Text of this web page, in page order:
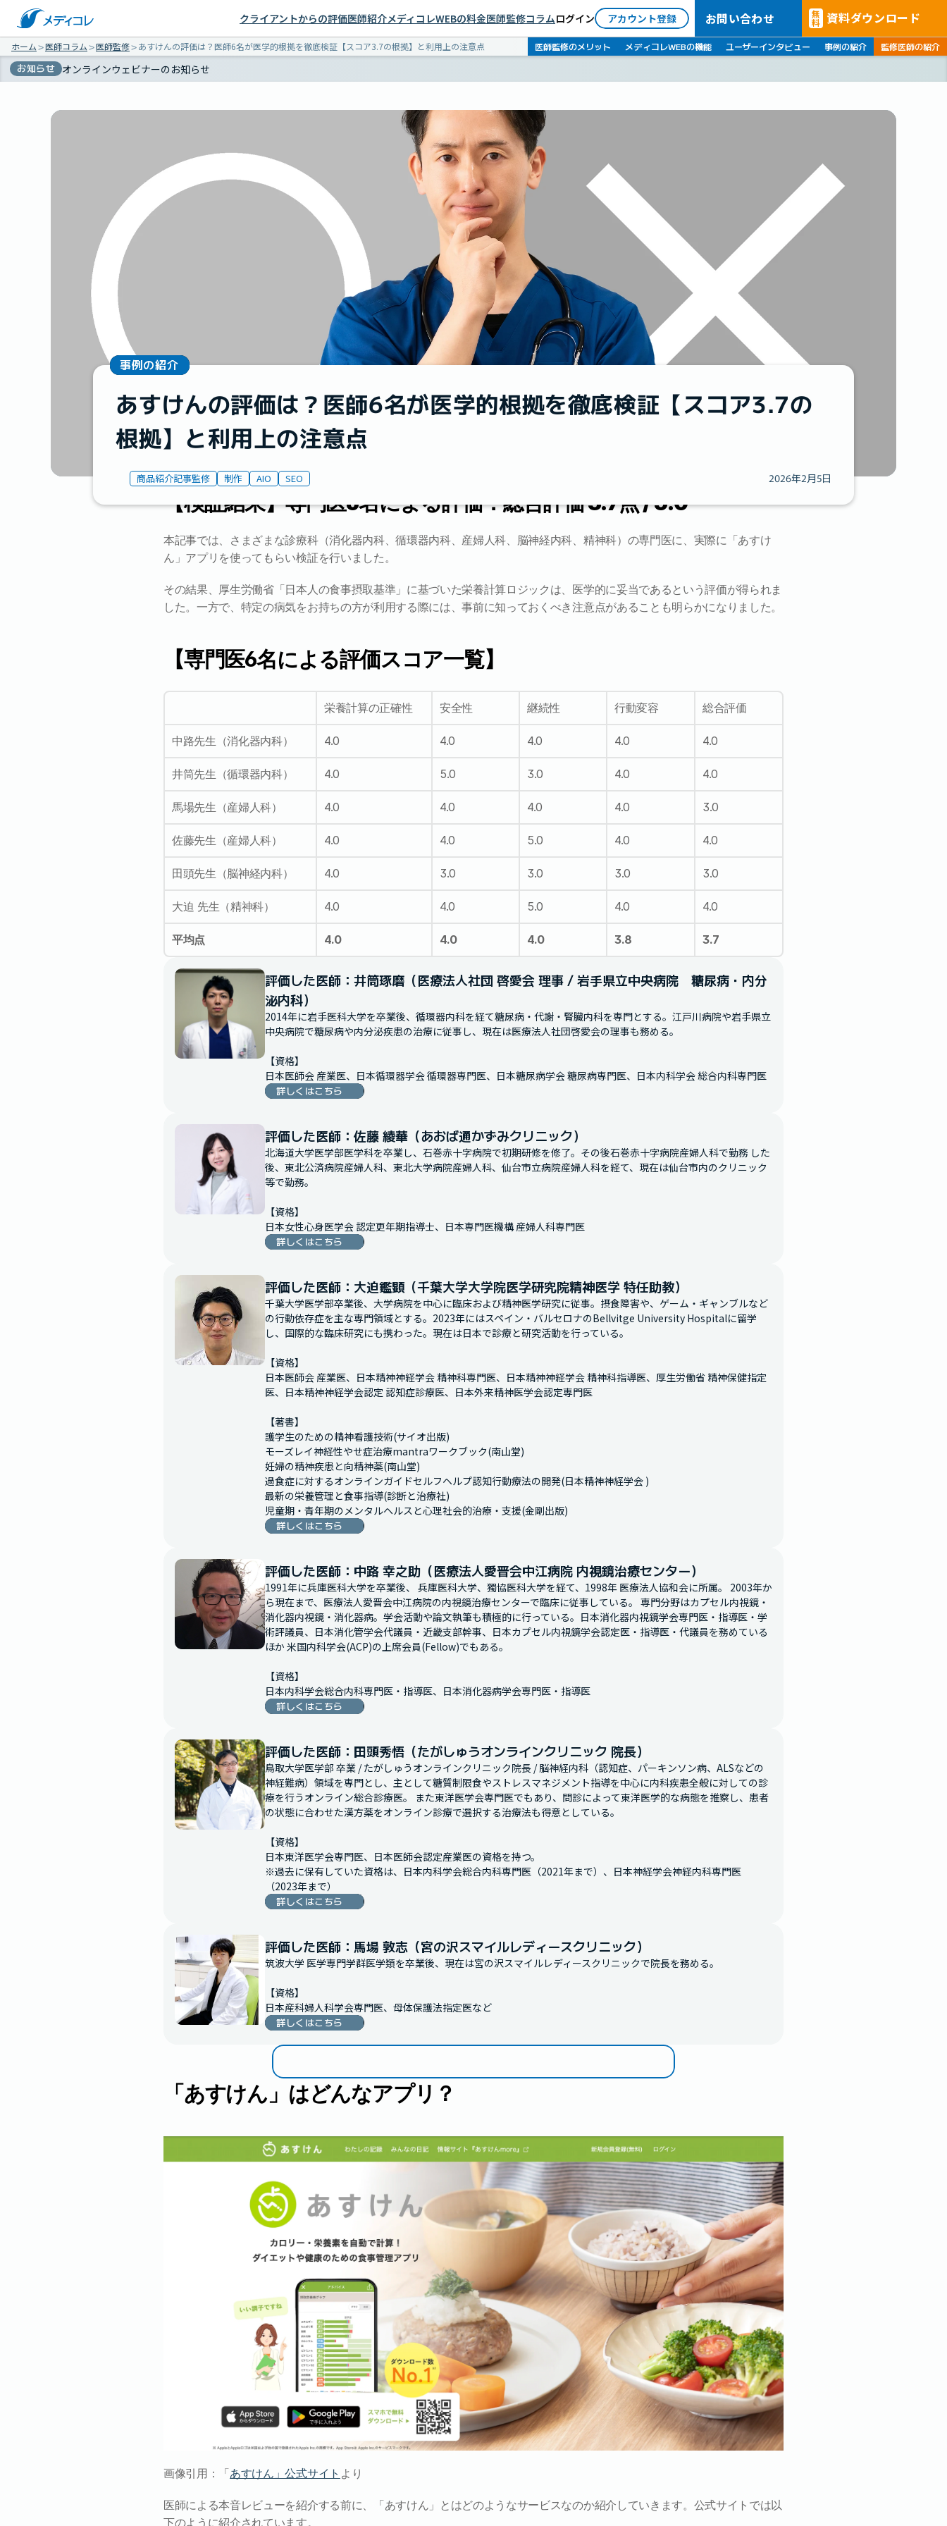
クライアントからの評価医師紹介メディコレWEBの料金医師監修コラム依頼者としてログイン
医師としてログイン
ログイン アカウント登録 お問い合わせ 無
料 資料ダウンロード
ホーム＞医師コラム＞医師監修＞あすけんの評価は？医師6名が医学的根拠を徹底検証【スコア3.7の根拠】と利用上の注意点 医師監修のメリット メディコレWEBの機能 ユーザーインタビュー 事例の紹介 監修医師の紹介
お知らせ オンラインウェビナーのお知らせ
事例の紹介
あすけんの評価は？医師6名が医学的根拠を徹底検証【スコア3.7の
根拠】と利用上の注意点
商品紹介記事監修 制作 AIO SEO 2026年2月5日
【検証結果】専門医6名による評価：総合評価 3.7点 / 5.0
本記事では、さまざまな診療科（消化器内科、循環器内科、産婦人科、脳神経内科、精神科）の専門医に、実際に「あすけ
ん」アプリを使ってもらい検証を行いました。
その結果、厚生労働省「日本人の食事摂取基準」に基づいた栄養計算ロジックは、医学的に妥当であるという評価が得られま
した。一方で、特定の病気をお持ちの方が利用する際には、事前に知っておくべき注意点があることも明らかになりました。
【専門医6名による評価スコア一覧】
栄養計算の正確性 安全性 継続性 行動変容 総合評価
中路先生（消化器内科） 4.0 4.0 4.0 4.0 4.0
井筒先生（循環器内科） 4.0 5.0 3.0 4.0 4.0
馬場先生（産婦人科） 4.0 4.0 4.0 4.0 3.0
佐藤先生（産婦人科） 4.0 4.0 5.0 4.0 4.0
田頭先生（脳神経内科） 4.0 3.0 3.0 3.0 3.0
大迫 先生（精神科） 4.0 4.0 5.0 4.0 4.0
平均点 4.0 4.0 4.0 3.8 3.7
評価した医師：井筒琢磨（医療法人社団 啓愛会 理事 / 岩手県立中央病院　糖尿病・内分
泌内科）
2014年に岩手医科大学を卒業後、循環器内科を経て糖尿病・代謝・腎臓内科を専門とする。江戸川病院や岩手県立
中央病院で糖尿病や内分泌疾患の治療に従事し、現在は医療法人社団啓愛会の理事も務める。
【資格】
日本医師会 産業医、日本循環器学会 循環器専門医、日本糖尿病学会 糖尿病専門医、日本内科学会 総合内科専門医
詳しくはこちら
評価した医師：佐藤 綾華（あおば通かずみクリニック）
北海道大学医学部医学科を卒業し、石巻赤十字病院で初期研修を修了。その後石巻赤十字病院産婦人科で勤務 した
後、東北公済病院産婦人科、東北大学病院産婦人科、仙台市立病院産婦人科を経て、現在は仙台市内のクリニック
等で勤務。
【資格】
日本女性心身医学会 認定更年期指導士、日本専門医機構 産婦人科専門医
詳しくはこちら
評価した医師：大迫鑑顕（千葉大学大学院医学研究院精神医学 特任助教）
千葉大学医学部卒業後、大学病院を中心に臨床および精神医学研究に従事。摂食障害や、ゲーム・ギャンブルなど
の行動依存症を主な専門領域とする。2023年にはスペイン・バルセロナのBellvitge University Hospitalに留学
し、国際的な臨床研究にも携わった。現在は日本で診療と研究活動を行っている。
【資格】
日本医師会 産業医、日本精神神経学会 精神科専門医、日本精神神経学会 精神科指導医、厚生労働省 精神保健指定
医、日本精神神経学会認定 認知症診療医、日本外来精神医学会認定専門医
【著書】
護学生のための精神看護技術(サイオ出版)
モーズレイ神経性やせ症治療mantraワークブック(南山堂)
妊婦の精神疾患と向精神薬(南山堂)
過食症に対するオンラインガイドセルフヘルプ認知行動療法の開発(日本精神神経学会 )
最新の栄養管理と食事指導(診断と治療社)
詳しくはこちら
評価した医師：中路 幸之助（医療法人愛晋会中江病院 内視鏡治療センター）
1991年に兵庫医科大学を卒業後、 兵庫医科大学、獨協医科大学を経て、1998年 医療法人協和会に所属。 2003年か
ら現在まで、医療法人愛晋会中江病院の内視鏡治療センターで臨床に従事している。 専門分野はカプセル内視鏡・
消化器内視鏡・消化器病。学会活動や論文執筆も積極的に行っている。日本消化器内視鏡学会専門医・指導医・学
術評議員、日本消化管学会代議員・近畿支部幹事、日本カプセル内視鏡学会認定医・指導医・代議員を務めている
ほか 米国内科学会(ACP)の上席会員(Fellow)でもある。
【資格】
日本内科学会総合内科専門医・指導医、日本消化器病学会専門医・指導医
詳しくはこちら
評価した医師：田頭秀悟（たがしゅうオンラインクリニック 院長）
鳥取大学医学部 卒業 / たがしゅうオンラインクリニック院長 / 脳神経内科（認知症、パーキンソン病、ALSなどの
神経難病）領域を専門とし、主として糖質制限食やストレスマネジメント指導を中心に内科疾患全般に対しての診
療を行うオンライン総合診療医。 また東洋医学会専門医でもあり、問診によって東洋医学的な病態を推察し、患者
の状態に合わせた漢方薬をオンライン診療で選択する治療法も得意としている。
【資格】
日本東洋医学会専門医、日本医師会認定産業医の資格を持つ。
※過去に保有していた資格は、日本内科学会総合内科専門医（2021年まで）、日本神経学会神経内科専門医
（2023年まで）
詳しくはこちら
評価した医師：馬場 敦志（宮の沢スマイルレディースクリニック）
筑波大学 医学専門学群医学類を卒業後、現在は宮の沢スマイルレディースクリニックで院長を務める。
【資格】
日本産科婦人科学会専門医、母体保護法指定医など
詳しくはこちら
「あすけん」はどんなアプリ？
画像引用：「あすけん」公式サイト より
医師による本音レビューを紹介する前に、「あすけん」とはどのようなサービスなのか紹介していきます。公式サイトでは以
下のように紹介されています。